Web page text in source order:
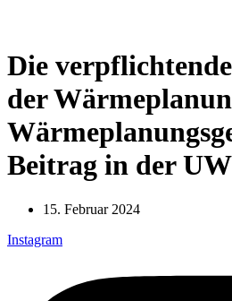
Die
der
Beitrag in der
15. Februar 2024
Instagram